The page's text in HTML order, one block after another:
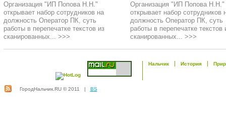
Организация "ИП Попова Н.Н."
открывает набор сотрудников на
должность Оператор ПК, суть
работы в перепечатке текстов из
сканированных... >>>
Организация "ИП Попова Н.Н."
открывает набор сотрудников
должность Оператор ПК, суть
работы в перепечатке текстов
сканированных... >>>
Нальчик История
ГородНальчик.RU © 2011 | BS